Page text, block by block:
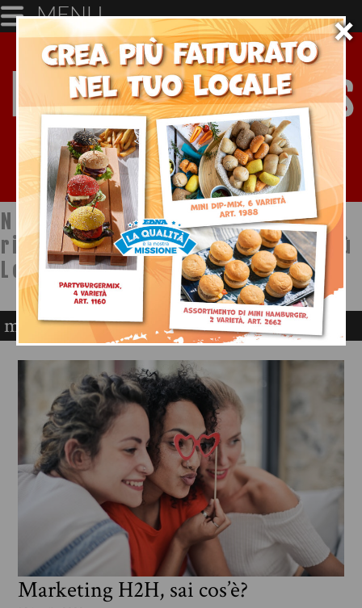
×
MENU
Notizie dal mondo della
ristorazione a cura di Ristopiù
Lombardia SpA
marketing
Marketing H2H, sai cos’è?